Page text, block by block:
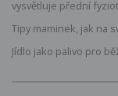
vysvětluje přední
Tipy maminek, jak na
Jídlo jako palivo pro